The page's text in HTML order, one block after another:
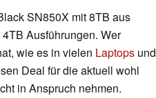
SN850X mit 8TB aus
Ausführungen. Wer
wie es in vielen Laptops und
Deal für die aktuell wohl
in Anspruch nehmen.